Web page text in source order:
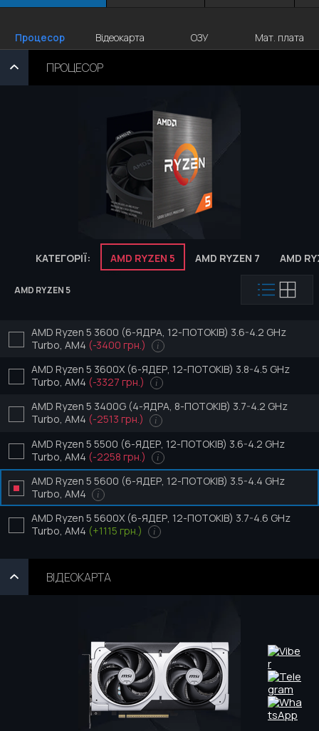
1stPlayer UV6-BK
Процесор Відеокарта ОЗУ Мат. плата
ПРОЦЕСОР
КАТЕГОРІЇ: AMD RYZEN 5 AMD RYZEN 7 AMD
AMD RYZEN 5
AMD Ryzen 5 3600 (6-ЯДРА, 12-ПОТОКІВ) 3.6-4.2 GHz
Turbo, AM4 (-3400 грн.) i
AMD Ryzen 5 3600X (6-ЯДЕР, 12-ПОТОКІВ) 3.8-4.5 GHz
Turbo, AM4 (-3327 грн.) i
AMD Ryzen 5 3400G (4-ЯДРА, 8-ПОТОКІВ) 3.7-4.2 GHz
Turbo, AM4 (-2513 грн.) i
AMD Ryzen 5 5500 (6-ЯДЕР, 12-ПОТОКІВ) 3.6-4.2 GHz
Turbo, AM4 (-2258 грн.) i
AMD Ryzen 5 5600 (6-ЯДЕР, 12-ПОТОКІВ) 3.5-4.4 GHz
Turbo, AM4
i
AMD Ryzen 5 5600X (6-ЯДЕР, 12-ПОТОКІВ) 3.7-4.6 GHz
Turbo, AM4 (+1115 грн.) i
ВІДЕОКАРТА